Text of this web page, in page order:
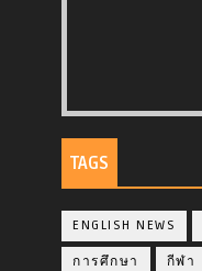
TAGS
ENGLISH NEWS
การศึกษา กีฬา